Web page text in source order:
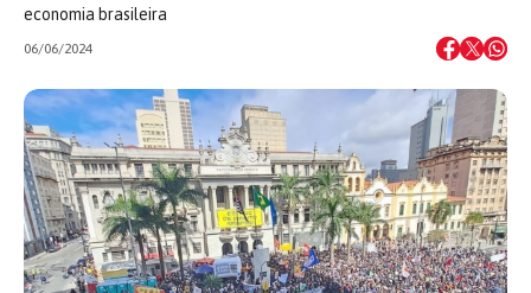
economia brasileira
06/06/2024